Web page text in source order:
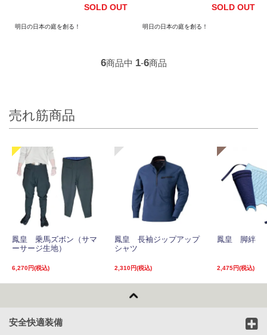
SOLD OUT
明日の日本の庭を創る！
SOLD OUT
明日の日本の庭を創る！
6商品中 1-6商品
売れ筋商品
鳳皇 乗馬ズボン（サマ
ーサージ生地）
6,270円(税込)
鳳皇 長袖ジップアップ
シャツ
2,310円(税込)
鳳皇 脚絆
2,475円(税込)
安全快適装備